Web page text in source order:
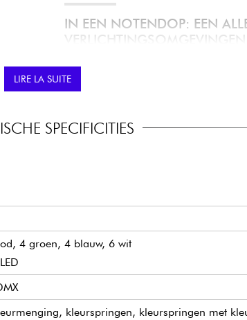
de
IN EEN NOTENDOP: EEN
VERLICHTINGSOMGEVINGEN.
De
eenvoud van plug & play
en meerdere bedrijfsmodi is het
LIRE LA SUITE
SPECIFICITIES
4 groen, 4 blauw, 6 wit
kleurspringen, kleurspringen met